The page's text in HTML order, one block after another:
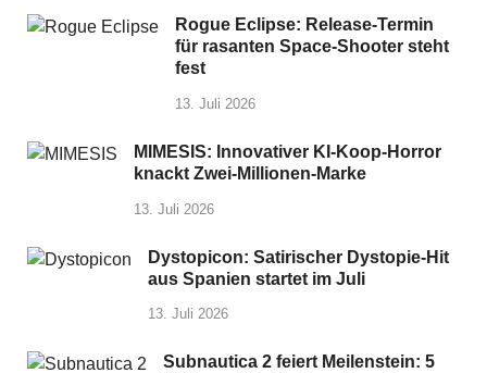
Rogue Eclipse: Release-Termin
für rasanten Space-Shooter steht
fest
13. Juli 2026
MIMESIS: Innovativer KI-Koop-Horror
knackt Zwei-Millionen-Marke
13. Juli 2026
Dystopicon: Satirischer Dystopie-Hit
aus Spanien startet im Juli
13. Juli 2026
Subnautica 2 feiert Meilenstein: 5